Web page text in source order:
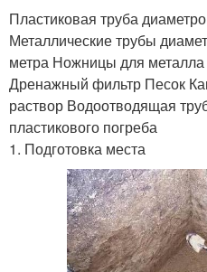
Пластиковая труба
Металлические трубы
метра Ножницы для
Дренажный фильтр Песок
раствор Водоотводящая
пластикового погреба
1. Подготовка места